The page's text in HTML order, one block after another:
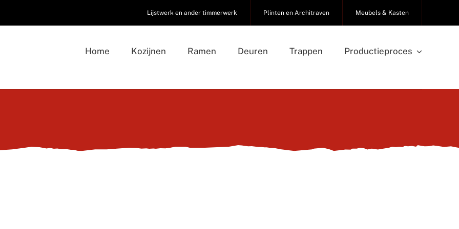
Lijstwerk en ander timmerwerk Plinten en Architraven Meubels & Kasten
Home Kozijnen Ramen Deuren Trappen Productieproces